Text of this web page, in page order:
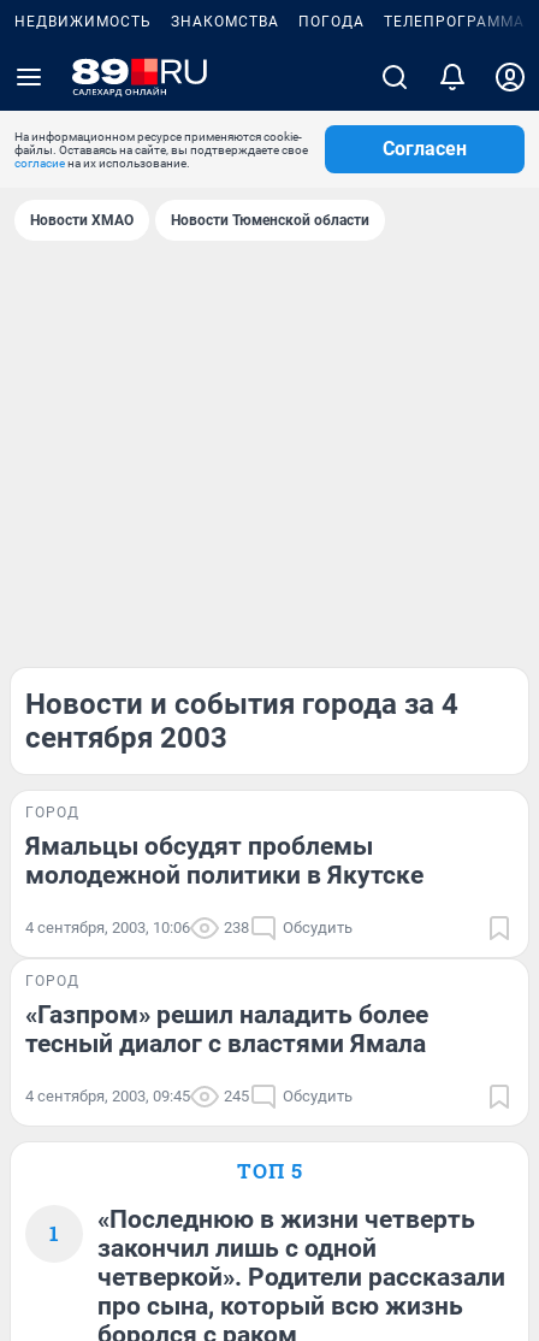
НЕДВИЖИМОСТЬ ЗНАКОМСТВА ПОГОДА ТЕЛЕПРОГРАММА
На информационном ресурсе применяются cookie-
файлы. Оставаясь на сайте, вы подтверждаете свое
согласиена их использование.
Согласен
Новости ХМАО Новости Тюменской области
Новости и события города за 4
сентября 2003
ГОРОД
Ямальцы обсудят проблемы
молодежной политики в Якутске
4 сентября, 2003, 10:06 238 Обсудить
ГОРОД
«Газпром» решил наладить более
тесный диалог с властями Ямала
4 сентября, 2003, 09:45 245 Обсудить
ТОП 5
1
«Последнюю в жизни четверть
закончил лишь с одной
четверкой». Родители рассказали
про сына, который всю жизнь
боролся с раком